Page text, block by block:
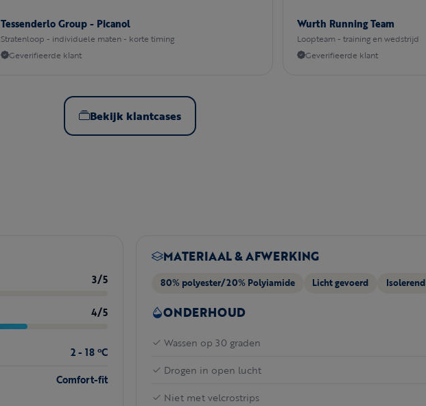
Tessenderlo Group - Picanol
Stratenloop - individuele maten - korte timing
Geverifieerde klant
Wurth Running Team
Loopteam - training en wedstrijd
Geverifieerde klant
Bekijk klantcases
3/5
4/5
2 - 18 ºC
Comfort-fit
MATERIAAL & AFWERKING
80% polyester/20% Polyiamide Licht gevoerd Isolerend
ONDERHOUD
Wassen op 30 graden
Drogen in open lucht
Niet met velcrostrips